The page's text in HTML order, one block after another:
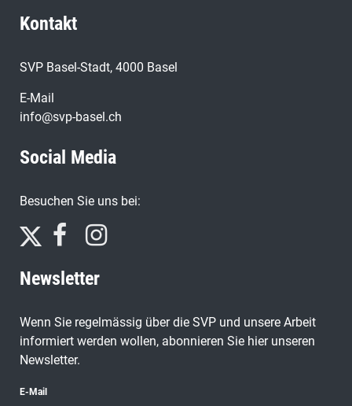
Kontakt
SVP Basel-Stadt, 4000 Basel
E-Mail
info@svp-basel.ch
Social Media
Besuchen Sie uns bei:
Newsletter
Wenn Sie regelmässig über die SVP und unsere Arbeit
informiert werden wollen, abonnieren Sie hier unseren
Newsletter.
E-Mail